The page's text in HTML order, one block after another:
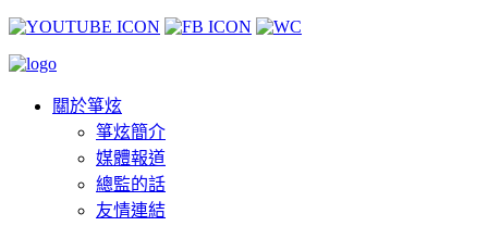
關於箏炫
箏炫簡介
媒體報道
總監的話
友情連結